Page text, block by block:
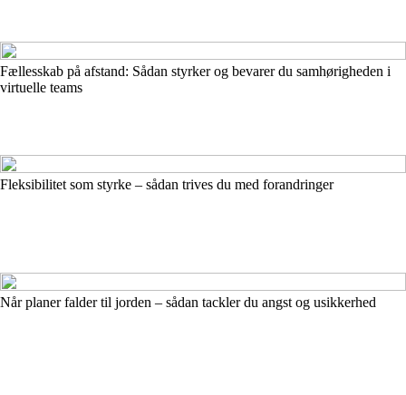
Fællesskab på afstand: Sådan styrker og bevarer du samhørigheden i
virtuelle teams
Fleksibilitet som styrke – sådan trives du med forandringer
Når planer falder til jorden – sådan tackler du angst og usikkerhed